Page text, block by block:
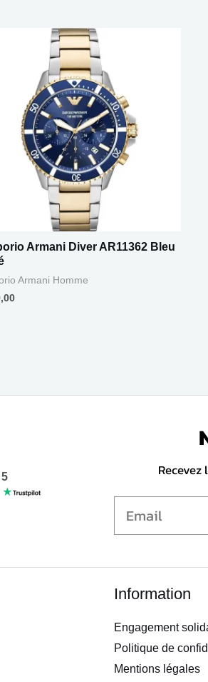
Armani Diver AR11362 Bleu
Armani Homme
Information
Engagement
Politique de
Mentions légales